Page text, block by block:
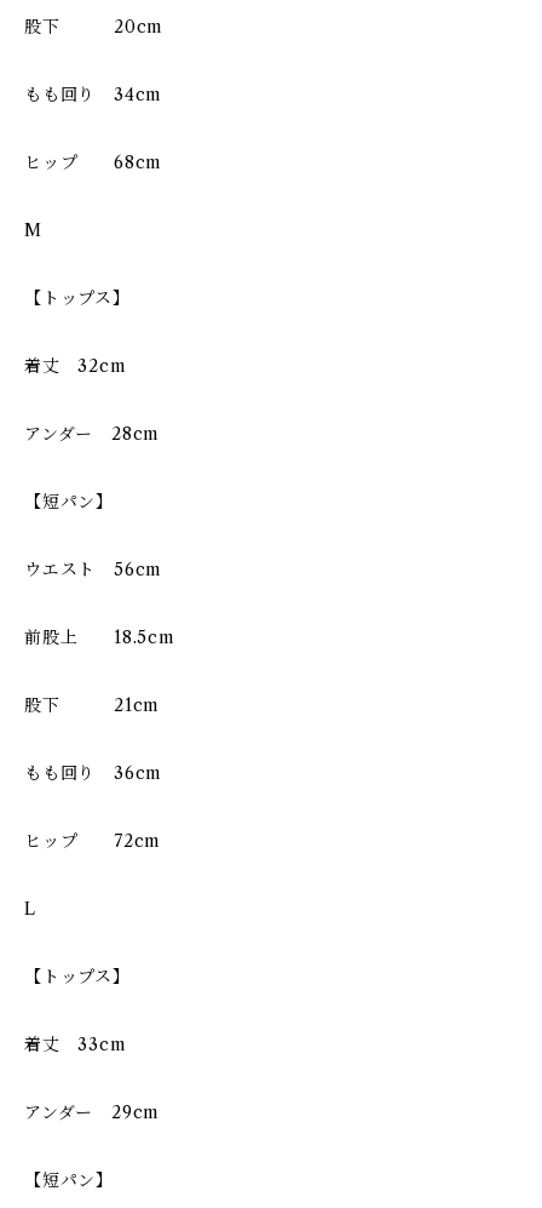
股下 20cm
もも回り 34cm
ヒップ 68cm
M
【トップス】
着丈 32cm
アンダー 28cm
【短パン】
ウエスト 56cm
前股上 18.5cm
股下 21cm
もも回り 36cm
ヒップ 72cm
L
【トップス】
着丈 33cm
アンダー 29cm
【短パン】